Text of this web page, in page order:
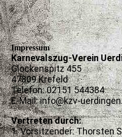
Impressum
Karnevalszug-Verein
Glockenspitz 455
47809 Krefeld
Telefon: 02151 544384
E-Mail: info@kzv-
Vertreten durch:
1. Vorsitzender: Thorsten